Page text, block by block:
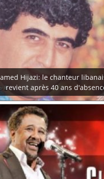
Hijazi: le chanteur
revient après 40 ans